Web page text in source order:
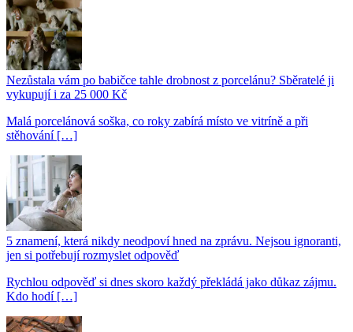
Nezůstala vám po babičce tahle drobnost z porcelánu? Sběratelé ji
vykupují i za 25 000 Kč
Malá porcelánová soška, co roky zabírá místo ve vitríně a při
stěhování […]
5 znamení, která nikdy neodpoví hned na zprávu. Nejsou ignoranti,
jen si potřebují rozmyslet odpověď
Rychlou odpověď si dnes skoro každý překládá jako důkaz zájmu.
Kdo hodí […]